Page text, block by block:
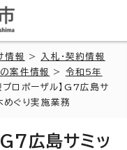
情報 >
入札・契約情報
の案件情報 > 令和5年
ロポーザル】G7広島サ
ぐり実施業務
G7広島サミッ